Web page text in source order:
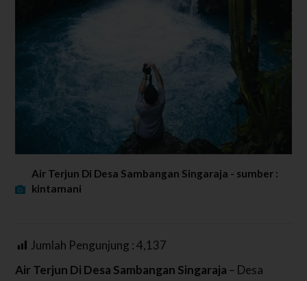
Air Terjun Di Desa Sambangan Singaraja - sumber :
kintamani
Jumlah Pengunjung :4,137
Air Terjun Di Desa Sambangan Singaraja – Desa